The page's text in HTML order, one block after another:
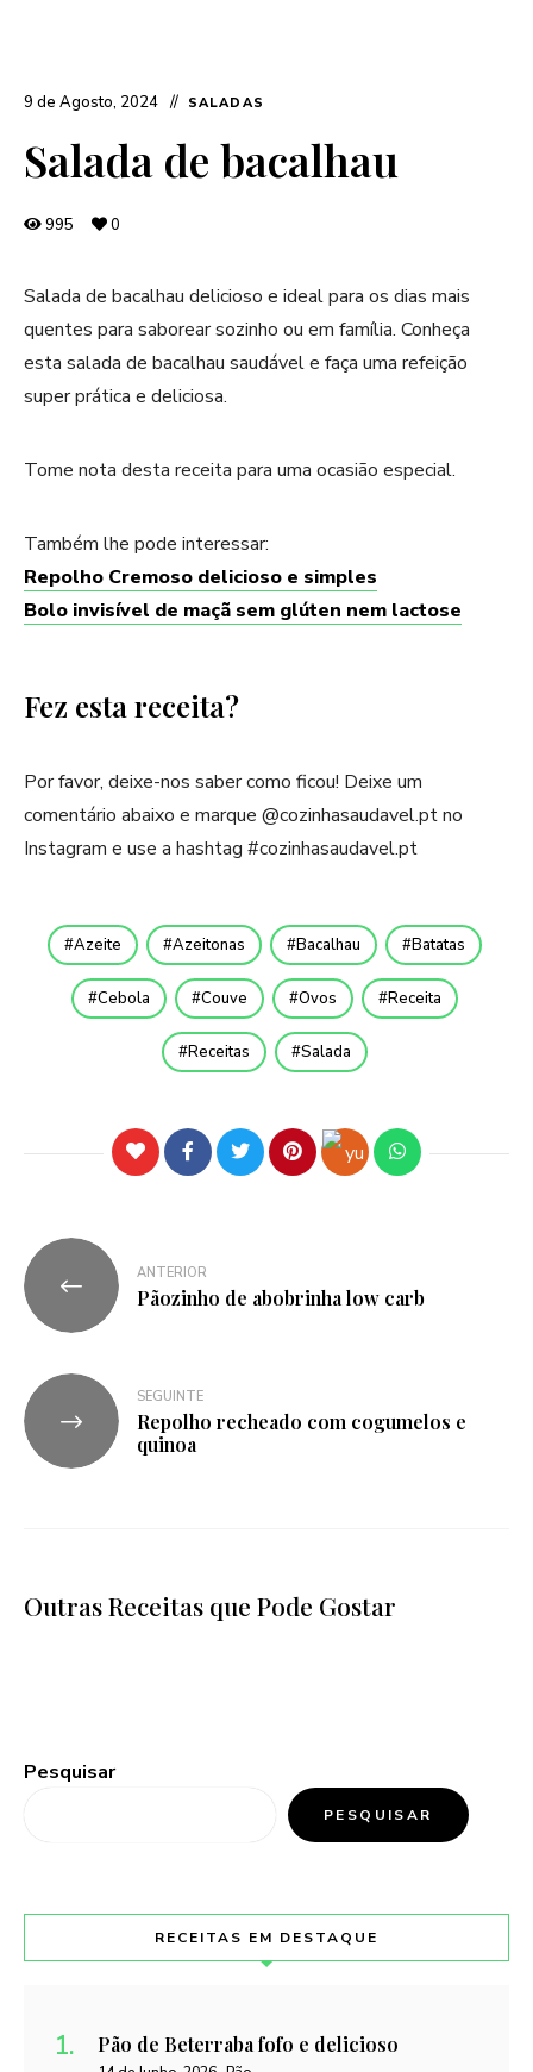
9 de Agosto, 2024 SALADAS
Salada de bacalhau
995 0
Salada de bacalhau delicioso e ideal para os dias mais
quentes para saborear sozinho ou em família. Conheça
esta salada de bacalhau saudável e faça uma refeição
super prática e deliciosa.
Tome nota desta receita para uma ocasião especial.
Também lhe pode interessar:
Repolho Cremoso delicioso e simples
Bolo invisível de maçã sem glúten nem lactose
Fez esta receita?
Por favor, deixe-nos saber como ficou! Deixe um
comentário abaixo e marque @cozinhasaudavel.pt no
Instagram e use a hashtag #cozinhasaudavel.pt
Azeite Azeitonas Bacalhau Batatas
Cebola Couve Ovos Receita
Receitas Salada
ANTERIOR
Pãozinho de abobrinha low carb
SEGUINTE
Repolho recheado com cogumelos e
quinoa
Outras Receitas que Pode Gostar
Pesquisar
PESQUISAR
RECEITAS EM DESTAQUE
Pão de Beterraba fofo e delicioso